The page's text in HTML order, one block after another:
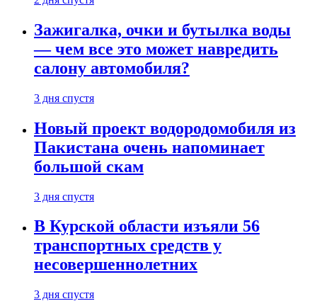
Зажигалка, очки и бутылка воды
— чем все это может навредить
салону автомобиля?
3 дня спустя
Новый проект водородомобиля из
Пакистана очень напоминает
большой скам
3 дня спустя
В Курской области изъяли 56
транспортных средств у
несовершеннолетних
3 дня спустя